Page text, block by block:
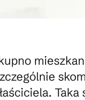
Taka